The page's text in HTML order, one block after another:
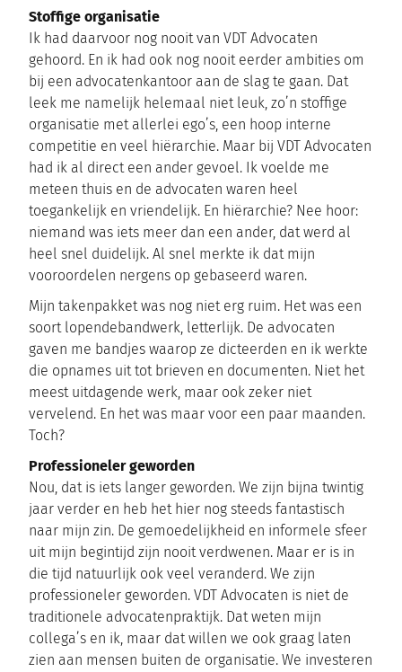
Stoffige organisatie
Ik had daarvoor nog nooit van VDT Advocaten
gehoord. En ik had ook nog nooit eerder ambities om
bij een advocatenkantoor aan de slag te gaan. Dat
leek me namelijk helemaal niet leuk, zo’n stoffige
organisatie met allerlei ego’s, een hoop interne
competitie en veel hiërarchie. Maar bij VDT Advocaten
had ik al direct een ander gevoel. Ik voelde me
meteen thuis en de advocaten waren heel
toegankelijk en vriendelijk. En hiërarchie? Nee hoor:
niemand was iets meer dan een ander, dat werd al
heel snel duidelijk. Al snel merkte ik dat mijn
vooroordelen nergens op gebaseerd waren.
Mijn takenpakket was nog niet erg ruim. Het was een
soort lopendebandwerk, letterlijk. De advocaten
gaven me bandjes waarop ze dicteerden en ik werkte
die opnames uit tot brieven en documenten. Niet het
meest uitdagende werk, maar ook zeker niet
vervelend. En het was maar voor een paar maanden.
Toch?
Professioneler geworden
Nou, dat is iets langer geworden. We zijn bijna twintig
jaar verder en heb het hier nog steeds fantastisch
naar mijn zin. De gemoedelijkheid en informele sfeer
uit mijn begintijd zijn nooit verdwenen. Maar er is in
die tijd natuurlijk ook veel veranderd. We zijn
professioneler geworden. VDT Advocaten is niet de
traditionele advocatenpraktijk. Dat weten mijn
collega’s en ik, maar dat willen we ook graag laten
zien aan mensen buiten de organisatie. We investeren